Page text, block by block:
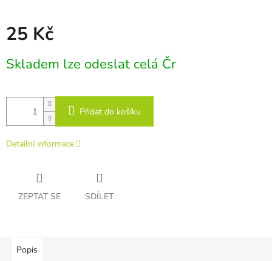
25 Kč
cena:
Skladem lze odeslat celá Čr
Přidat do košíku
Detailní informace
ZEPTAT SE SDÍLET
Popis